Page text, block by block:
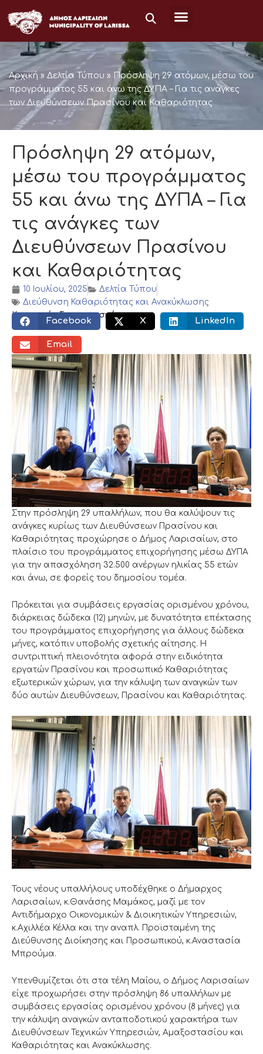
στο
περιεχόμενο
Αρχική » Δελτία Τύπου » Πρόσληψη 29 ατόμων, μέσω του
προγράμματος 55 και άνω της ΔΥΠΑ – Για τις ανάγκες
των Διευθύνσεων Πρασίνου και Καθαριότητας
Πρόσληψη 29 ατόμων,
μέσω του προγράμματος
55 και άνω της ΔΥΠΑ – Για
τις ανάγκες των
Διευθύνσεων Πρασίνου
και Καθαριότητας
10 Ιουλίου, 2025
Δελτία Τύπου
Διεύθυνση Καθαριότητας και Ανακύκλωσης
Κοινωνικός διαμοιρασμός:
Facebook X LinkedIn
Email
Στην πρόσληψη 29 υπαλλήλων, που θα καλύψουν τις
ανάγκες κυρίως των Διευθύνσεων Πρασίνου και
Καθαριότητας προχώρησε ο Δήμος Λαρισαίων, στο
πλαίσιο του προγράμματος επιχορήγησης μέσω ΔΥΠΑ
για την απασχόληση 32.500 ανέργων ηλικίας 55 ετών
και άνω, σε φορείς του δημοσίου τομέα.
Πρόκειται για συμβάσεις εργασίας ορισμένου χρόνου,
διάρκειας δώδεκα (12) μηνών, με δυνατότητα επέκτασης
του προγράμματος επιχορήγησης για άλλους δώδεκα
μήνες, κατόπιν υποβολής σχετικής αίτησης. Η
συντριπτική πλειονότητα αφορά στην ειδικότητα
εργατών Πρασίνου και προσωπικό Καθαριότητας
εξωτερικών χώρων, για την κάλυψη των αναγκών των
δύο αυτών Διευθύνσεων, Πρασίνου και Καθαριότητας.
Τους νέους υπαλλήλους υποδέχθηκε ο Δήμαρχος
Λαρισαίων, κ.Θανάσης Μαμάκος, μαζί με τον
Αντιδήμαρχο Οικονομικών & Διοικητικών Υπηρεσιών,
κ.Αχιλλέα Κέλλα και την αναπλ. Προϊσταμένη της
Διεύθυνσης Διοίκησης και Προσωπικού, κ.Αναστασία
Μπρούμα.
Υπενθυμίζεται ότι στα τέλη Μαΐου, ο Δήμος Λαρισαίων
είχε προχωρήσει στην πρόσληψη 86 υπαλλήλων με
συμβάσεις εργασίας ορισμένου χρόνου (8 μήνες) για
την κάλυψη αναγκών ανταποδοτικού χαρακτήρα των
Διευθύνσεων Τεχνικών Υπηρεσιών, Αμαξοστασίου και
Καθαριότητας και Ανακύκλωσης.